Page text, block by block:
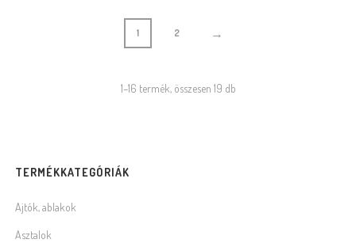
1 2 →
1–16 termék, összesen 19 db
TERMÉKKATEGÓRIÁK
Ajtók, ablakok
Asztalok